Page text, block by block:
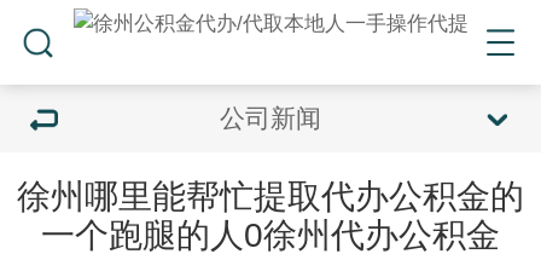
公司新闻
徐州哪里能帮忙提取代办公积金的
一个跑腿的人0徐州代办公积金